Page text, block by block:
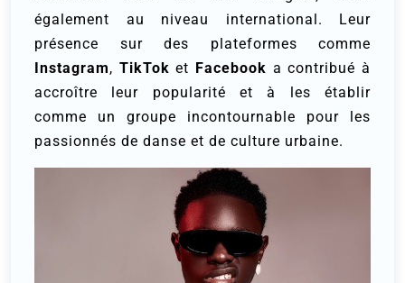
également au niveau international. Leur
présence sur des plateformes comme
Instagram, TikTok et Facebook a contribué à
accroître leur popularité et à les établir
comme un groupe incontournable pour les
passionnés de danse et de culture urbaine.